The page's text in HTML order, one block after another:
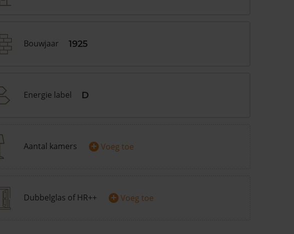
Bouwjaar 1925
Energie label D
Aantal kamers + Voeg toe
Dubbelglas of HR++ + Voeg toe